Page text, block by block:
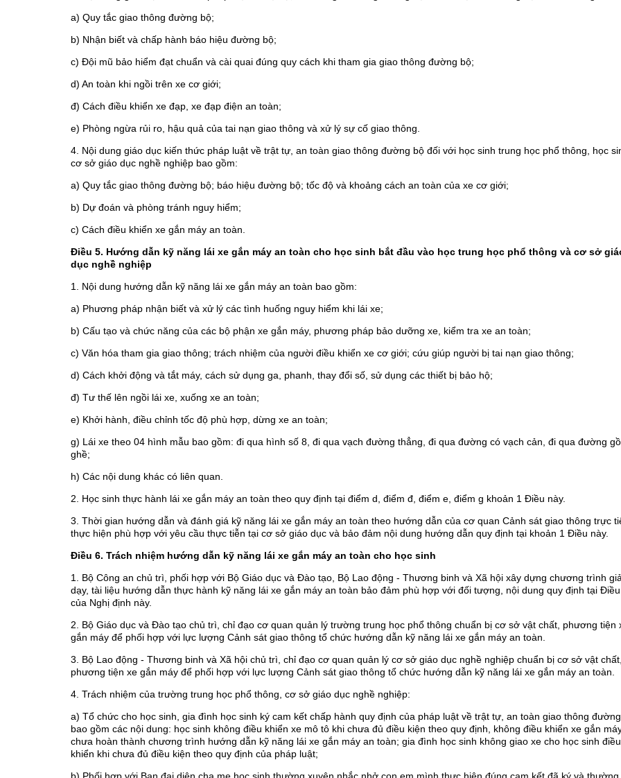
a) Quy tắc giao thông đường bộ;
b) Nhận biết và chấp hành báo hiệu đường bộ;
c) Đội mũ bảo hiểm đạt chuẩn và cài quai đúng quy cách khi tham gia giao thông đường bộ;
d) An toàn khi ngồi trên xe cơ giới;
đ) Cách điều khiển xe đạp, xe đạp điện an toàn;
e) Phòng ngừa rủi ro, hậu quả của tai nạn giao thông và xử lý sự cố giao thông.
4. Nội dung giáo dục kiến thức pháp luật về trật tự, an toàn giao thông đường bộ đối với học sinh trung học phổ thông, học
cơ sở giáo dục nghề nghiệp bao gồm:
a) Quy tắc giao thông đường bộ; báo hiệu đường bộ; tốc độ và khoảng cách an toàn của xe cơ giới;
b) Dự đoán và phòng tránh nguy hiểm;
c) Cách điều khiển xe gắn máy an toàn.
Điều 5. Hướng dẫn kỹ năng lái xe gắn máy an toàn cho học sinh bắt đầu vào học trung học phổ thông và cơ sở
dục nghề nghiệp
1. Nội dung hướng dẫn kỹ năng lái xe gắn máy an toàn bao gồm:
a) Phương pháp nhận biết và xử lý các tình huống nguy hiểm khi lái xe;
b) Cấu tạo và chức năng của các bộ phận xe gắn máy, phương pháp bảo dưỡng xe, kiểm tra xe an toàn;
c) Văn hóa tham gia giao thông; trách nhiệm của người điều khiển xe cơ giới; cứu giúp người bị tai nạn giao thông;
d) Cách khởi động và tắt máy, cách sử dụng ga, phanh, thay đổi số, sử dụng các thiết bị bảo hộ;
đ) Tư thế lên ngồi lái xe, xuống xe an toàn;
e) Khởi hành, điều chỉnh tốc độ phù hợp, dừng xe an toàn;
g) Lái xe theo 04 hình mẫu bao gồm: đi qua hình số 8, đi qua vạch đường thẳng, đi qua đường có vạch cản, đi qua đường gồ
ghề;
h) Các nội dung khác có liên quan.
2. Học sinh thực hành lái xe gắn máy an toàn theo quy định tại điểm d, điểm đ, điểm e, điểm g khoản 1 Điều này.
3. Thời gian hướng dẫn và đánh giá kỹ năng lái xe gắn máy an toàn theo hướng dẫn của cơ quan Cảnh sát giao thông trực
thực hiện phù hợp với yêu cầu thực tiễn tại cơ sở giáo dục và bảo đảm nội dung hướng dẫn quy định tại khoản 1 Điều này.
Điều 6. Trách nhiệm hướng dẫn kỹ năng lái xe gắn máy an toàn cho học sinh
1. Bộ Công an chủ trì, phối hợp với Bộ Giáo dục và Đào tạo, Bộ Lao động - Thương binh và Xã hội xây dựng chương trình
dạy, tài liệu hướng dẫn thực hành kỹ năng lái xe gắn máy an toàn bảo đảm phù hợp với đối tượng, nội dung quy định tại
của Nghị định này.
2. Bộ Giáo dục và Đào tạo chủ trì, chỉ đạo cơ quan quản lý trường trung học phổ thông chuẩn bị cơ sở vật chất, phương tiện
gắn máy để phối hợp với lực lượng Cảnh sát giao thông tổ chức hướng dẫn kỹ năng lái xe gắn máy an toàn.
3. Bộ Lao động - Thương binh và Xã hội chủ trì, chỉ đạo cơ quan quản lý cơ sở giáo dục nghề nghiệp chuẩn bị cơ sở vật chất,
phương tiện xe gắn máy để phối hợp với lực lượng Cảnh sát giao thông tổ chức hướng dẫn kỹ năng lái xe gắn máy an toàn.
4. Trách nhiệm của trường trung học phổ thông, cơ sở giáo dục nghề nghiệp:
a) Tổ chức cho học sinh, gia đình học sinh ký cam kết chấp hành quy định của pháp luật về trật tự, an toàn giao thông đường
bao gồm các nội dung: học sinh không điều khiển xe mô tô khi chưa đủ điều kiện theo quy định, không điều khiển xe gắn
chưa hoàn thành chương trình hướng dẫn kỹ năng lái xe gắn máy an toàn; gia đình học sinh không giao xe cho học sinh điều
khiển khi chưa đủ điều kiện theo quy định của pháp luật;